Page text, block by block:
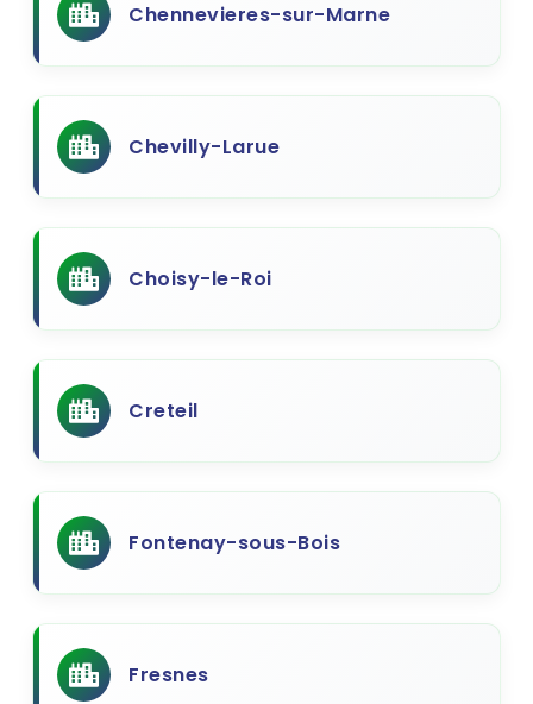
Chennevieres-sur-Marne
Chevilly-Larue
Choisy-le-Roi
Creteil
Fontenay-sous-Bois
Fresnes